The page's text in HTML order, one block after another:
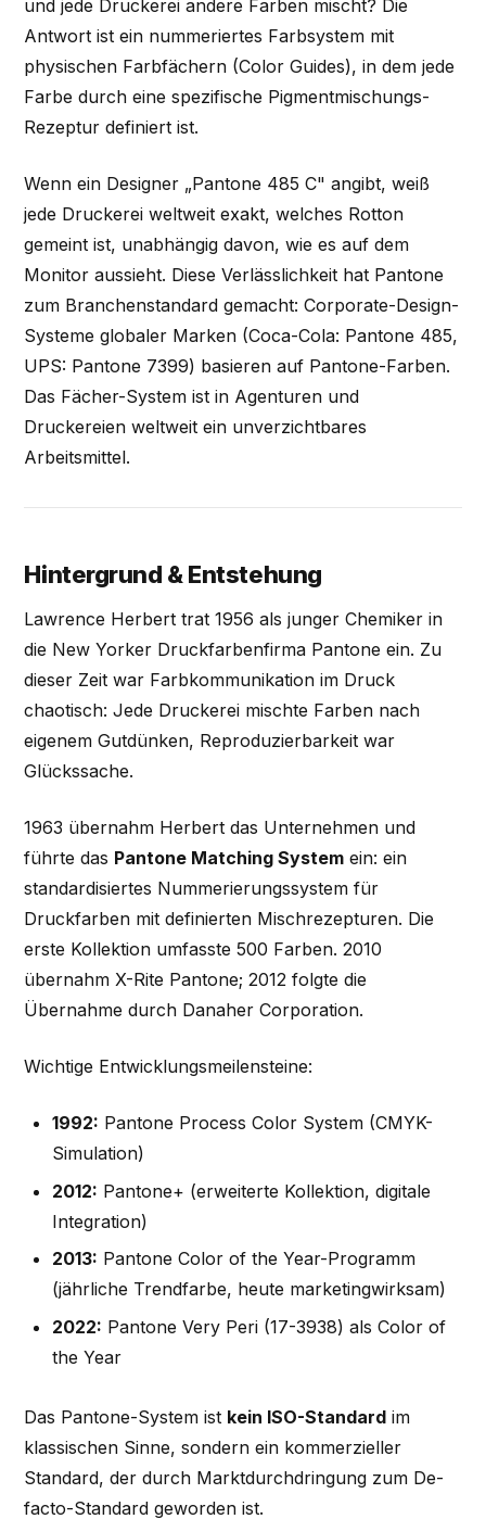
und jede Druckerei andere Farben mischt? Die
Antwort ist ein nummeriertes Farbsystem mit
physischen Farbfächern (Color Guides), in dem jede
Farbe durch eine spezifische Pigmentmischungs-
Rezeptur definiert ist.
Wenn ein Designer „Pantone 485 C" angibt, weiß
jede Druckerei weltweit exakt, welches Rotton
gemeint ist, unabhängig davon, wie es auf dem
Monitor aussieht. Diese Verlässlichkeit hat Pantone
zum Branchenstandard gemacht: Corporate-Design-
Systeme globaler Marken (Coca-Cola: Pantone 485,
UPS: Pantone 7399) basieren auf Pantone-Farben.
Das Fächer-System ist in Agenturen und
Druckereien weltweit ein unverzichtbares
Arbeitsmittel.
Hintergrund & Entstehung
Lawrence Herbert trat 1956 als junger Chemiker in
die New Yorker Druckfarbenfirma Pantone ein. Zu
dieser Zeit war Farbkommunikation im Druck
chaotisch: Jede Druckerei mischte Farben nach
eigenem Gutdünken, Reproduzierbarkeit war
Glückssache.
1963 übernahm Herbert das Unternehmen und
führte das Pantone Matching System ein: ein
standardisiertes Nummerierungssystem für
Druckfarben mit definierten Mischrezepturen. Die
erste Kollektion umfasste 500 Farben. 2010
übernahm X-Rite Pantone; 2012 folgte die
Übernahme durch Danaher Corporation.
Wichtige Entwicklungsmeilensteine:
1992: Pantone Process Color System (CMYK-
Simulation)
2012: Pantone+ (erweiterte Kollektion, digitale
Integration)
2013: Pantone Color of the Year-Programm
(jährliche Trendfarbe, heute marketingwirksam)
2022: Pantone Very Peri (17-3938) als Color of
the Year
Das Pantone-System ist kein ISO-Standard im
klassischen Sinne, sondern ein kommerzieller
Standard, der durch Marktdurchdringung zum De-
facto-Standard geworden ist.